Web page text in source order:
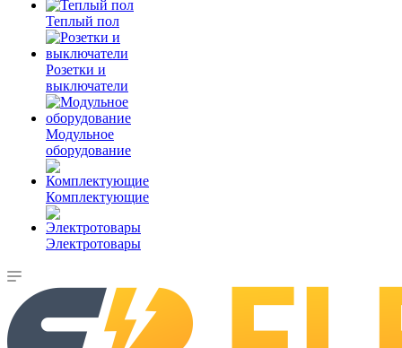
Теплый пол
Розетки и
выключатели
Модульное
оборудование
Комплектующие
Электротовары